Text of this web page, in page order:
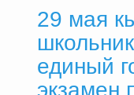
29 мая
единый
экзамен